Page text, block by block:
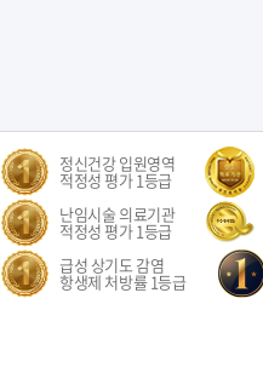
정신건강 입원영역
적정성 평가 1등급
난임시술 의료기관
적정성 평가 1등급
급성 상기도 감염
항생제 처방률 1등급